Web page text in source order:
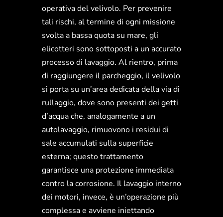
operativa del velivolo. Per prevenire
tali rischi, al termine di ogni missione
svolta a bassa quota su mare, gli
elicotteri sono sottoposti a un accurato
processo di lavaggio. Al rientro, prima
di raggiungere il parcheggio, il velivolo
si porta su un’area dedicata della via di
rullaggio, dove sono presenti dei getti
d’acqua che, analogamente a un
autolavaggio, rimuovono i residui di
sale accumulati sulla superficie
esterna; questo trattamento
garantisce una protezione immediata
contro la corrosione. Il lavaggio interno
dei motori, invece, è un’operazione più
complessa e avviene iniettando